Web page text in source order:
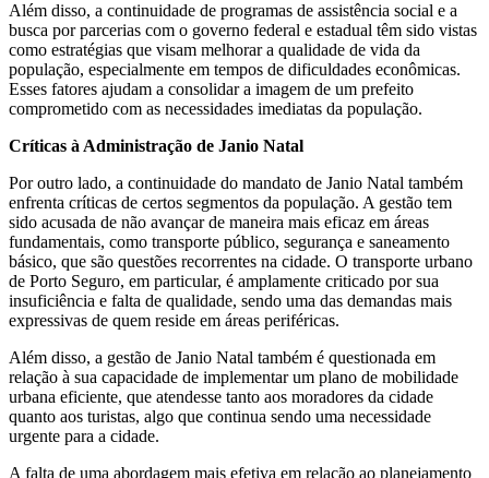
Além disso, a continuidade de programas de assistência social e a
busca por parcerias com o governo federal e estadual têm sido vistas
como estratégias que visam melhorar a qualidade de vida da
população, especialmente em tempos de dificuldades econômicas.
Esses fatores ajudam a consolidar a imagem de um prefeito
comprometido com as necessidades imediatas da população.
Críticas à Administração de Janio Natal
Por outro lado, a continuidade do mandato de Janio Natal também
enfrenta críticas de certos segmentos da população. A gestão tem
sido acusada de não avançar de maneira mais eficaz em áreas
fundamentais, como transporte público, segurança e saneamento
básico, que são questões recorrentes na cidade. O transporte urbano
de Porto Seguro, em particular, é amplamente criticado por sua
insuficiência e falta de qualidade, sendo uma das demandas mais
expressivas de quem reside em áreas periféricas.
Além disso, a gestão de Janio Natal também é questionada em
relação à sua capacidade de implementar um plano de mobilidade
urbana eficiente, que atendesse tanto aos moradores da cidade
quanto aos turistas, algo que continua sendo uma necessidade
urgente para a cidade.
A falta de uma abordagem mais efetiva em relação ao planejamento